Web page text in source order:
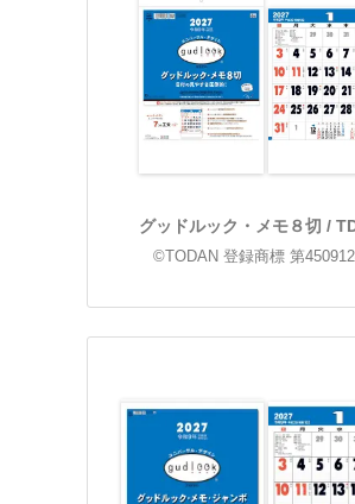
グッドルック・メモ８切 /
©TODAN 登録商標 第